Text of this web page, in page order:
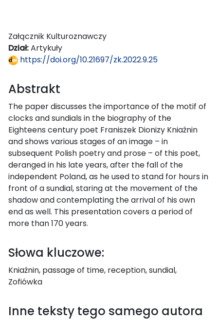
Załącznik Kulturoznawczy
Dział:Artykuły
https://doi.org/10.21697/zk.2022.9.25
Abstrakt
The paper discusses the importance of the motif of
clocks and sundials in the biography of the
Eighteens century poet Franiszek Dionizy Kniaźnin
and shows various stages of an image – in
subsequent Polish poetry and prose – of this poet,
deranged in his late years, after the fall of the
independent Poland, as he used to stand for hours in
front of a sundial, staring at the movement of the
shadow and contemplating the arrival of his own
end as well. This presentation covers a period of
more than 170 years.
Słowa kluczowe:
Kniaźnin, passage of time, reception, sundial,
Zofiówka
Inne teksty tego samego autora